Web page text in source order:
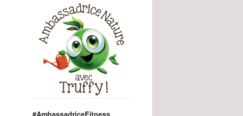
#AmbassadriceFitness